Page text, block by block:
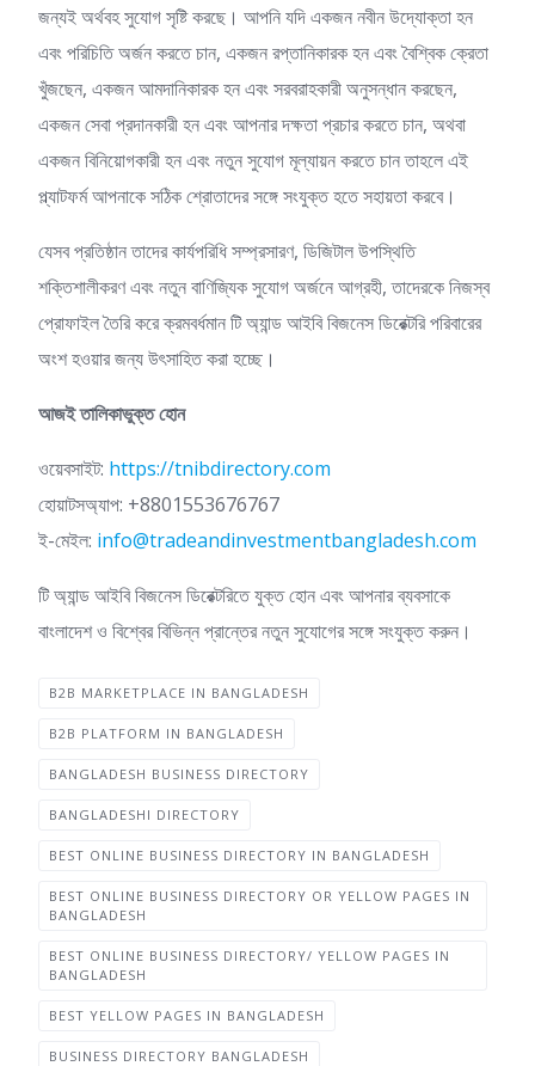
জন্যই অর্থবহ সুযোগ সৃষ্টি করছে। আপনি যদি একজন নবীন উদ্যোক্তা হন
এবং পরিচিতি অর্জন করতে চান, একজন রপ্তানিকারক হন এবং বৈশ্বিক ক্রেতা
খুঁজছেন, একজন আমদানিকারক হন এবং সরবরাহকারী অনুসন্ধান করছেন,
একজন সেবা প্রদানকারী হন এবং আপনার দক্ষতা প্রচার করতে চান, অথবা
একজন বিনিয়োগকারী হন এবং নতুন সুযোগ মূল্যায়ন করতে চান তাহলে এই
প্ল্যাটফর্ম আপনাকে সঠিক শ্রোতাদের সঙ্গে সংযুক্ত হতে সহায়তা করবে।
যেসব প্রতিষ্ঠান তাদের কার্যপরিধি সম্প্রসারণ, ডিজিটাল উপস্থিতি
শক্তিশালীকরণ এবং নতুন বাণিজ্যিক সুযোগ অর্জনে আগ্রহী, তাদেরকে নিজস্ব
প্রোফাইল তৈরি করে ক্রমবর্ধমান টি অ্যান্ড আইবি বিজনেস ডিরেক্টরি পরিবারের
অংশ হওয়ার জন্য উৎসাহিত করা হচ্ছে।
আজইতালিকাভুক্তহোন
ওয়েবসাইট: https://tnibdirectory.com
হোয়াটসঅ্যাপ: +8801553676767
ই-মেইল: info@tradeandinvestmentbangladesh.com
টি অ্যান্ড আইবি বিজনেস ডিরেক্টরিতে যুক্ত হোন এবং আপনার ব্যবসাকে
বাংলাদেশ ও বিশ্বের বিভিন্ন প্রান্তের নতুন সুযোগের সঙ্গে সংযুক্ত করুন।
B2B MARKETPLACE IN BANGLADESH
B2B PLATFORM IN BANGLADESH
BANGLADESH BUSINESS DIRECTORY
BANGLADESHI DIRECTORY
BEST ONLINE BUSINESS DIRECTORY IN BANGLADESH
BEST ONLINE BUSINESS DIRECTORY OR YELLOW PAGES IN
BANGLADESH
BEST ONLINE BUSINESS DIRECTORY/ YELLOW PAGES IN
BANGLADESH
BEST YELLOW PAGES IN BANGLADESH
BUSINESS DIRECTORY BANGLADESH